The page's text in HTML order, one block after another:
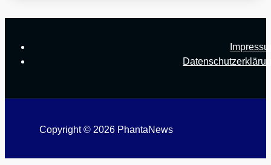
Copyright © 2026 PhantaNews